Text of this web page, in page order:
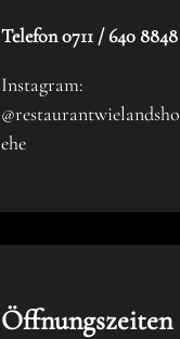
Telefon 0711 / 640 8848
Instagram:
@restaurantwielandsho
ehe
Öffnungszeiten